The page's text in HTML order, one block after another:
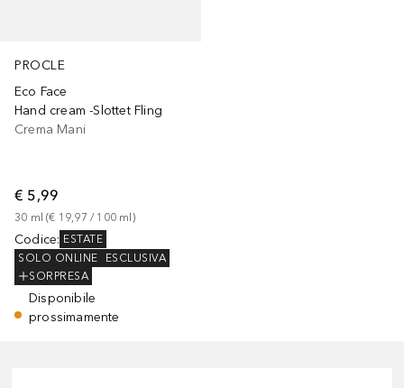
PROCLE
Eco Face
Hand cream -Slottet Fling
Crema Mani
€ 5,99
30 ml (€ 19,97 / 100 ml)
Codice: ESTATE
SOLO ONLINE
ESCLUSIVA
SORPRESA
Disponibile
prossimamente